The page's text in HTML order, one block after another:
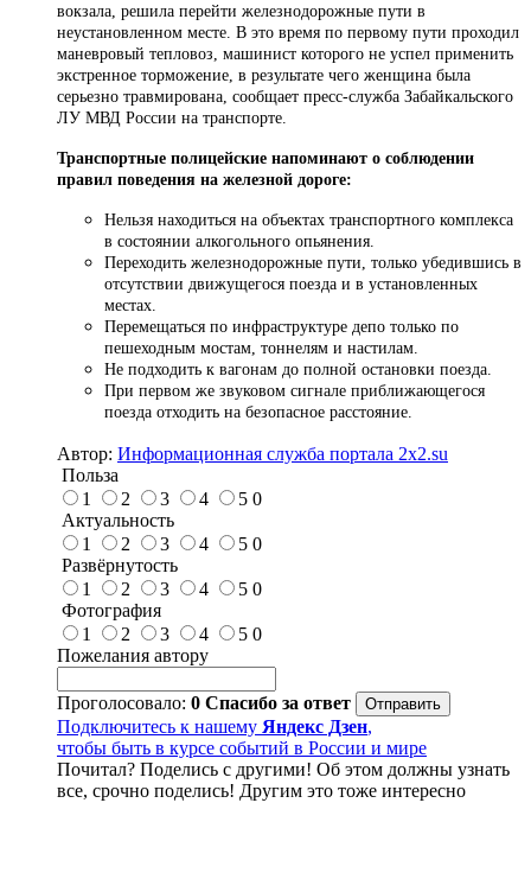
вокзала, решила перейти железнодорожные пути в
неустановленном месте. В это время по первому пути проходил
маневровый тепловоз, машинист которого не успел применить
экстренное торможение, в результате чего женщина была
серьезно травмирована, сообщает пресс-служба Забайкальского
ЛУ МВД России на транспорте.
Транспортные полицейские напоминают о соблюдении
правил поведения на железной дороге:
Нельзя находиться на объектах транспортного комплекса
в состоянии алкогольного опьянения.
Переходить железнодорожные пути, только убедившись в
отсутствии движущегося поезда и в установленных
местах.
Перемещаться по инфраструктуре депо только по
пешеходным мостам, тоннелям и настилам.
Не подходить к вагонам до полной остановки поезда.
При первом же звуковом сигнале приближающегося
поезда отходить на безопасное расстояние.
Автор: Информационная служба портала 2x2.su
Польза
1
2 3 4 5 0
Актуальность
1
2 3 4 5 0
Развёрнутость
1
2 3 4 5 0
Фотография
1
2 3 4 5 0
Пожелания автору
Проголосовало: 0 Спасибо за ответ
Подключитесь к нашему Яндекс Дзен,
чтобы быть в курсе событий в России и мире
Почитал? Поделись с другими! Об этом должны узнать
все, срочно поделись! Другим это тоже интересно